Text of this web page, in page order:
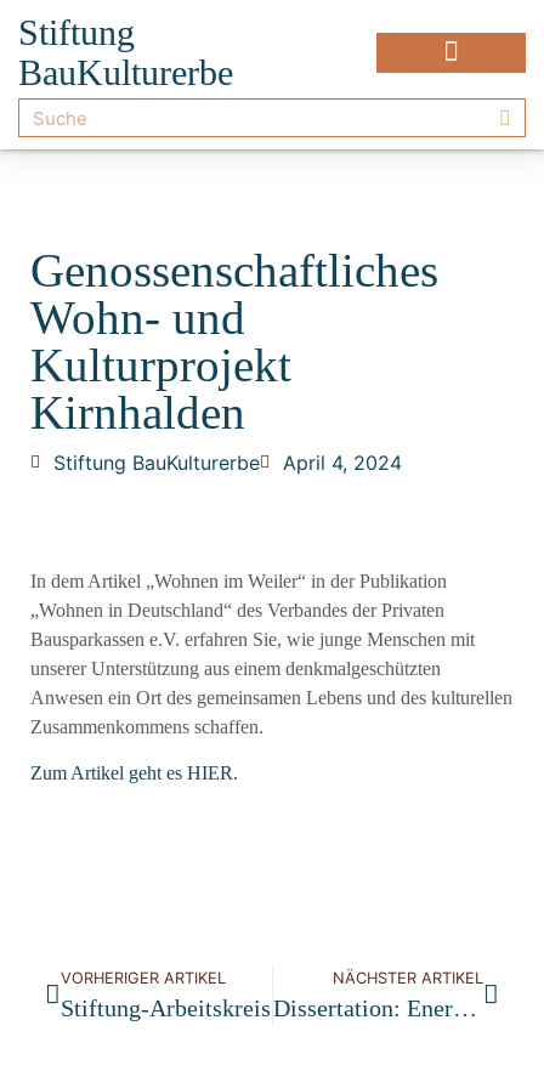
Stiftung
BauKulturerbe
Genossenschaftliches
Wohn- und
Kulturprojekt
Kirnhalden
Stiftung BauKulturerbe April 4, 2024
In dem Artikel „Wohnen im Weiler“ in der Publikation
„Wohnen in Deutschland“ des Verbandes der Privaten
Bausparkassen e.V. erfahren Sie, wie junge Menschen mit
unserer Unterstützung aus einem denkmalgeschützten
Anwesen ein Ort des gemeinsamen Lebens und des kulturellen
Zusammenkommens schaffen.
Zum Artikel geht es HIER.
VORHERIGER ARTIKEL
Stiftung-Arbeitskreis
NÄCHSTER ARTIKEL
Dissertation: Energetische Sanierung Im Historischen Gebäudebestand Und Auswirkungen Auf Die Architektur Und Baukultur